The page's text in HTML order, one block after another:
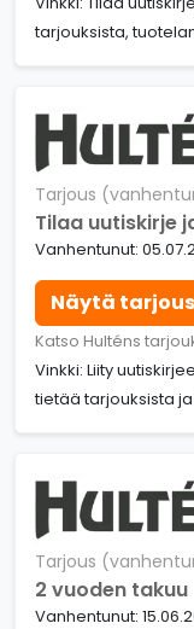
tarjouksista,
Tarjous
Tilaa uutiskirje
Vanhentunut:
Näytä tarjous
Katso Hulténs
Vinkki: Liity
tietää tarjouksista
Tarjous
2 vuoden takuu
Vanhentunut: